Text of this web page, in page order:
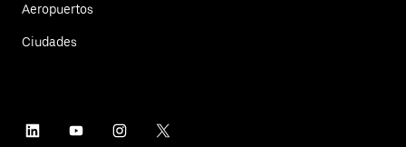
Aeropuertos
Ciudades